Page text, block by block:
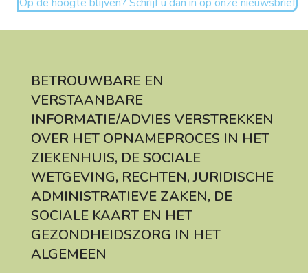
BETROUWBARE EN
VERSTAANBARE
INFORMATIE/ADVIES VERSTREKKEN
OVER HET OPNAMEPROCES IN HET
ZIEKENHUIS, DE SOCIALE
WETGEVING, RECHTEN, JURIDISCHE
ADMINISTRATIEVE ZAKEN, DE
SOCIALE KAART EN HET
GEZONDHEIDSZORG IN HET
ALGEMEEN